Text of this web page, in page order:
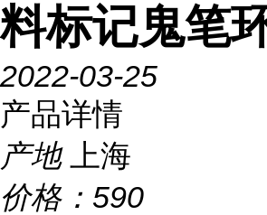
料标记鬼笔
2022-03-25
产品详情
产地
上海
价格： 590